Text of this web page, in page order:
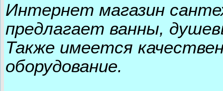
Интернет магазин
предлагает ванны,
Также имеется
оборудование.